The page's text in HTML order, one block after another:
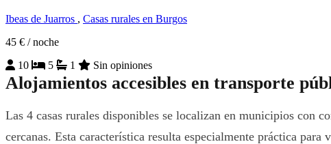
Ibeas de Juarros , Casas rurales en Burgos
45 € / noche
10
5 1 Sin opiniones
Alojamientos accesibles en transporte
Las 4 casas rurales disponibles se localizan en municipios con
cercanas. Esta característica resulta especialmente práctica para